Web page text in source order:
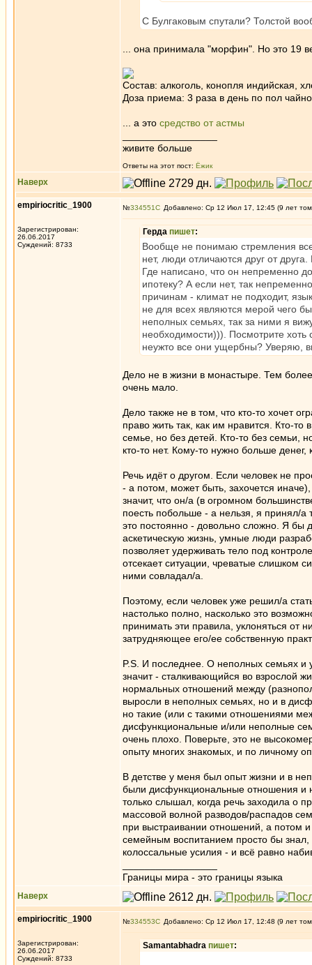
С Булгаковым спутали? Толстой
... она принимала "морфин". Но это 19
Состав: алкоголь, конопля индийская,
Доза приема: 3 раза в день по пол
... а это средство от астмы
живите больше
Ответы на этот пост: Ёжик
Наверх
empiriocritic_1900
Зарегистрирован:
26.06.2017
Суждений: 8733
№334551 Добавлено: Ср 12 Июл 17, 12:45 (9 лет
Герда пишет:
Вообще не понимаю стремления
нет, люди отличаются друг от
Где написано, что он непременно
ипотеку? А если нет, так
причинам - климат не подходит,
не для всех являются мерой чего
неполных семьях, так за ними я
необходимости))). Посмотрите хоть
неужто все они ущербны? Уверяю,
Дело не в жизни в монастыре. Тем
очень мало.
Дело также не в том, что кто-то хочет
право жить так, как им нравится. Кто-
семье, но без детей. Кто-то без семьи,
кто-то нет. Кому-то нужно больше
Речь идёт о другом. Если человек не
- а потом, может быть, захочется
значит, что он/а (в огромном
поесть побольше - а нельзя, я принял/а
это постоянно - довольно сложно. Я бы
аскетическую жизнь, умные люди
позволяет удерживать тело под
отсекает ситуации, чреватые слишком
ними совладал/а.
Поэтому, если человек уже решил/а
настолько полно, насколько это
принимать эти правила, уклоняться от
затрудняющее его/ее собственную
P.S. И последнее. О неполных семьях
значит - сталкивающийся во взрослой
нормальных отношений между
выросли в неполных семьях, но и в
но такие (или с такими отношениями
дисфункциональные и/или неполные
очень плохо. Поверьте, это не
опыту многих знакомых, и по личному
В детстве у меня был опыт жизни и в
были дисфункциональные отношения и
только слышал, когда речь заходила о
массовой волной разводов/распадов
при выстраивании отношений, а потом
семейным воспитанием просто бы знал,
колоссальные усилия - и всё равно
Границы мира - это границы языка
Наверх
empiriocritic_1900
Зарегистрирован:
26.06.2017
Суждений: 8733
№334553 Добавлено: Ср 12 Июл 17, 12:48 (9 лет
Samantabhadra пишет: